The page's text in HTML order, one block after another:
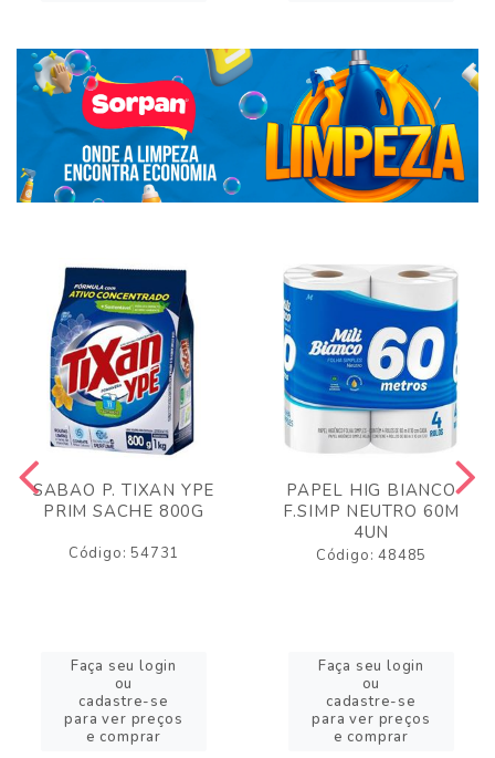
SABAO P. TIXAN YPE
PRIM SACHE 800G
Código: 54731
Faça seu login
ou
cadastre-se
para ver preços
e comprar
PAPEL HIG BIANCO
F.SIMP NEUTRO 60M
4UN
Código: 48485
Faça seu login
ou
cadastre-se
para ver preços
e comprar